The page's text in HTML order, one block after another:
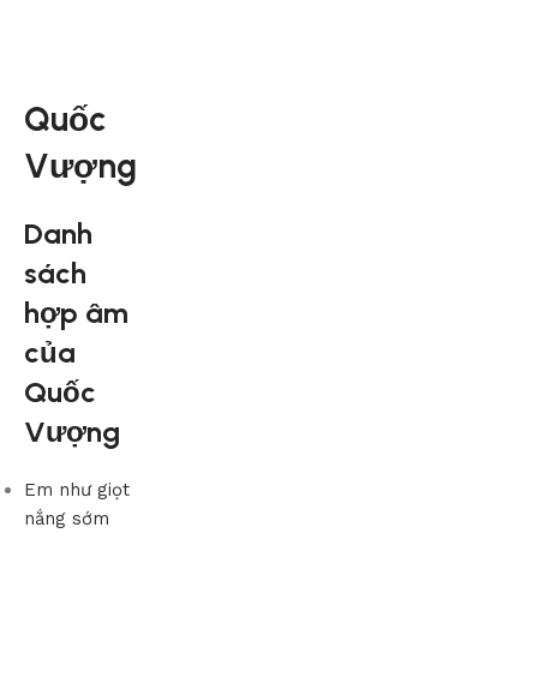
Quốc
Vượng
Danh
sách
hợp âm
của
Quốc
Vượng
Em như giọt
nắng sớm